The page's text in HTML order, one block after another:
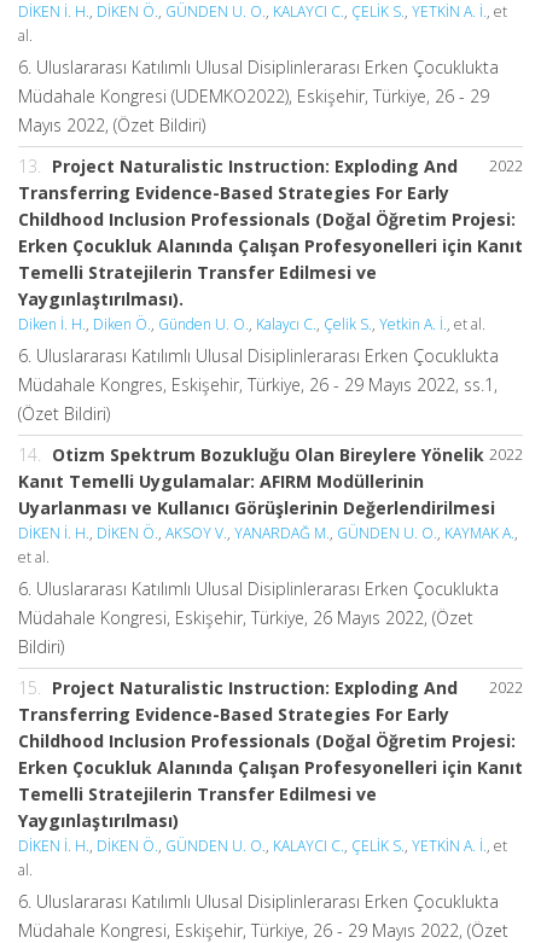
DİKEN İ. H., DİKEN Ö., GÜNDEN U. O., KALAYCI C., ÇELİK S., YETKİN A. İ., et
al.
6. Uluslararası Katılımlı Ulusal Disiplinlerarası Erken Çocuklukta
Müdahale Kongresi (UDEMKO2022), Eskişehir, Türkiye, 26 - 29
Mayıs 2022, (Özet Bildiri)
2022
13. Project Naturalistic Instruction: Exploding And
Transferring Evidence-Based Strategies For Early
Childhood Inclusion Professionals (Doğal Öğretim Projesi:
Erken Çocukluk Alanında Çalışan Profesyonelleri için Kanıt
Temelli Stratejilerin Transfer Edilmesi ve
Yaygınlaştırılması).
Diken İ. H., Diken Ö., Günden U. O., Kalaycı C., Çelik S., Yetkin A. İ., et al.
6. Uluslararası Katılımlı Ulusal Disiplinlerarası Erken Çocuklukta
Müdahale Kongres, Eskişehir, Türkiye, 26 - 29 Mayıs 2022, ss.1,
(Özet Bildiri)
2022
14. Otizm Spektrum Bozukluğu Olan Bireylere Yönelik
Kanıt Temelli Uygulamalar: AFIRM Modüllerinin
Uyarlanması ve Kullanıcı Görüşlerinin Değerlendirilmesi
DİKEN İ. H., DİKEN Ö., AKSOY V., YANARDAĞ M., GÜNDEN U. O., KAYMAK A.,
et al.
6. Uluslararası Katılımlı Ulusal Disiplinlerarası Erken Çocuklukta
Müdahale Kongresi, Eskişehir, Türkiye, 26 Mayıs 2022, (Özet
Bildiri)
2022
15. Project Naturalistic Instruction: Exploding And
Transferring Evidence-Based Strategies For Early
Childhood Inclusion Professionals (Doğal Öğretim Projesi:
Erken Çocukluk Alanında Çalışan Profesyonelleri için Kanıt
Temelli Stratejilerin Transfer Edilmesi ve
Yaygınlaştırılması)
DİKEN İ. H., DİKEN Ö., GÜNDEN U. O., KALAYCI C., ÇELİK S., YETKİN A. İ., et
al.
6. Uluslararası Katılımlı Ulusal Disiplinlerarası Erken Çocuklukta
Müdahale Kongresi, Eskişehir, Türkiye, 26 - 29 Mayıs 2022, (Özet